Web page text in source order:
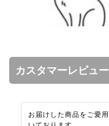
カスタマーレビュー